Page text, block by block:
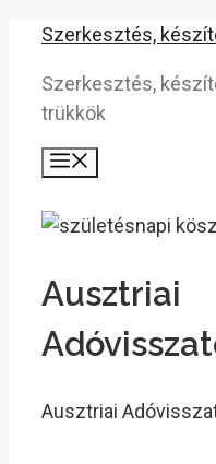
Kilépés
tartalomba
Szerkesztés,
Szerkesztés,
trükkök
Ausztriai
Ausztriai